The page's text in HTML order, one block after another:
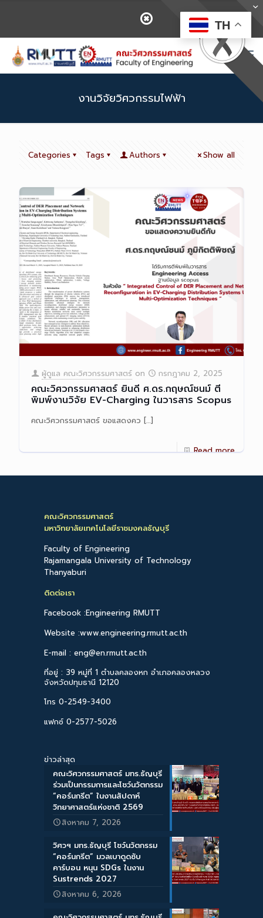
งานวิจัยวิศวกรรมไฟฟ้า
Categories Tags Authors Show all
ผู้ดูแล คณะวิศวกรรมศาสตร์ on กรกฎาคม 2, 2025
คณะวิศวกรรมศาสตร์ ยินดี ศ.ดร.กฤษณ์ชนม์ ตี
พิมพ์งานวิจัย EV-Charging ในวารสาร Scopus
คณะวิศวกรรมศาสตร์ ขอแสดงคว […]
Read more
คณะวิศวกรรมศาสตร์
มหาวิทยาลัยเทคโนโลยีราชมงคลธัญบุรี
Faculty of Engineering
Rajamangala University of Technology
Thanyaburi
ติดต่อเรา
Facebook :Engineering RMUTT
Website :www.engineering.rmutt.ac.th
E-mail : eng@en.rmutt.ac.th
ที่อยู่ : 39 หมู่ที่ 1 ตำบลคลองหก อำเภอคลองหลวง
จังหวัดปทุมธานี 12120
โทร 0-2549-3400
แฟกซ์ 0-2577-5026
ข่าวล่าสุด
คณะวิศวกรรมศาสตร์ มทร.ธัญบุรี
ร่วมเป็นกรรมการและโชว์นวัตกรรม
“คอร์นกรีต” ในงานสัปดาห์
วิทยาศาสตร์แห่งชาติ 2569
สิงหาคม 7, 2026
วิศวฯ มทร.ธัญบุรี โชว์นวัตกรรม
“คอร์นกรีต” มวลเบาดูดซับ
คาร์บอน หนุน SDGs ในงาน
Sustrends 2027
สิงหาคม 6, 2026
TH